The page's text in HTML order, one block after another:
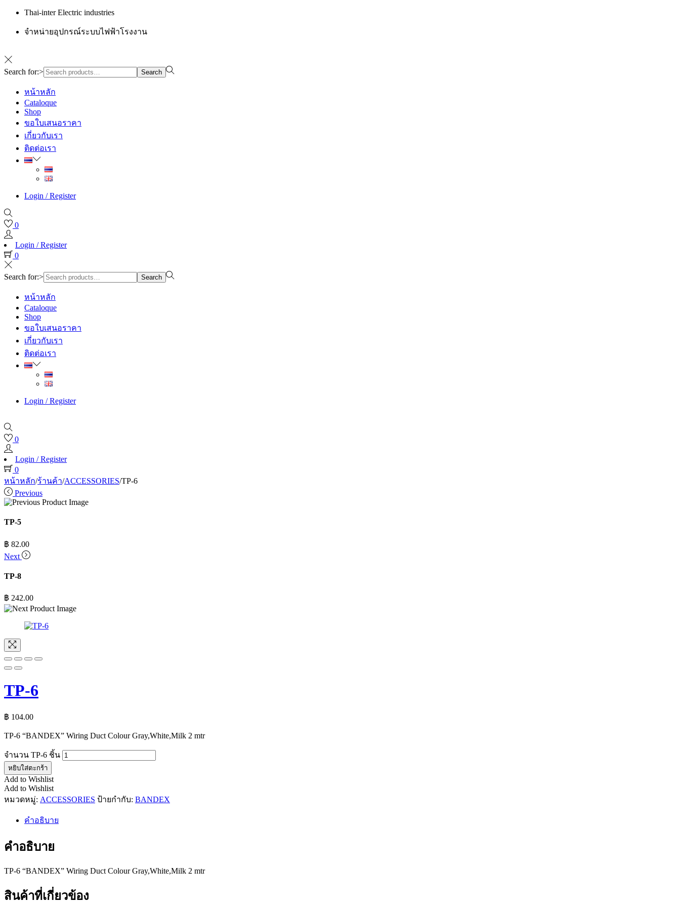
Thai-inter Electric industries
จำหน่ายอุปกรณ์ระบบไฟฟ้าโรงงาน
Search for:> Search
หน้าหลัก
Cataloque
Shop
ขอใบเสนอราคา
เกี่ยวกับเรา
ติดต่อเรา
Login / Register
0
Login / Register
0
Search for:> Search
หน้าหลัก
Cataloque
Shop
ขอใบเสนอราคา
เกี่ยวกับเรา
ติดต่อเรา
Login / Register
0
Login / Register
0
หน้าหลัก/ร้านค้า/ACCESSORIES/TP-6
Previous
TP-5
฿ 82.00
Next
TP-8
฿ 242.00
TP-6
฿ 104.00
TP-6 “BANDEX” Wiring Duct Colour Gray,White,Milk 2 mtr
จำนวน TP-6 ชิ้น
หยิบใส่ตะกร้า
Add to Wishlist
Add to Wishlist
หมวดหมู่: ACCESSORIES ป้ายกำกับ: BANDEX
คำอธิบาย
คำอธิบาย
TP-6 “BANDEX” Wiring Duct Colour Gray,White,Milk 2 mtr
สินค้าที่เกี่ยวข้อง